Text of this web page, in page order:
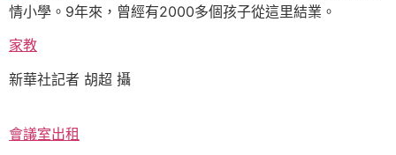
情小學。9年來，曾經有2000多個孩子從這里結業。
家教
新華社記者 胡超 攝
會議室出租